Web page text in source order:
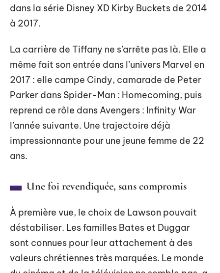
dans la série Disney XD Kirby Buckets de 2014
à 2017.
La carrière de Tiffany ne s’arrête pas là. Elle a
même fait son entrée dans l’univers Marvel en
2017 : elle campe Cindy, camarade de Peter
Parker dans Spider-Man : Homecoming, puis
reprend ce rôle dans Avengers : Infinity War
l’année suivante. Une trajectoire déjà
impressionnante pour une jeune femme de 22
ans.
Une foi revendiquée, sans compromis
À première vue, le choix de Lawson pouvait
déstabiliser. Les familles Bates et Duggar
sont connues pour leur attachement à des
valeurs chrétiennes très marquées. Le monde